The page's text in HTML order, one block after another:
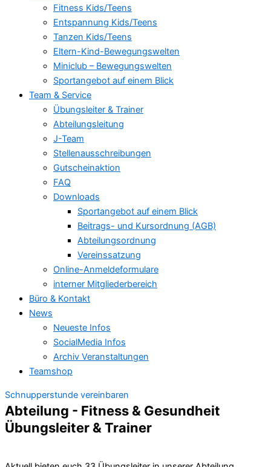
Fitness Kids/Teens
Entspannung Kids/Teens
Tanzen Kids/Teens
Eltern-Kind-Bewegungswelten
Miniclub – Bewegungswelten
Sportangebot auf einem Blick
Team & Service
Übungsleiter & Trainer
Abteilungsleitung
J-Team
Stellenausschreibungen
Gutscheinaktion
FAQ
Downloads
Sportangebot auf einem Blick
Beitrags- und Kursordnung (AGB)
Abteilungsordnung
Vereinssatzung
Online-Anmeldeformulare
interner Mitgliederbereich
Büro & Kontakt
News
Neueste Infos
SocialMedia Infos
Archiv Veranstaltungen
Teamshop
Schnupperstunde vereinbaren
Abteilung - Fitness & Gesundheit
Übungsleiter & Trainer